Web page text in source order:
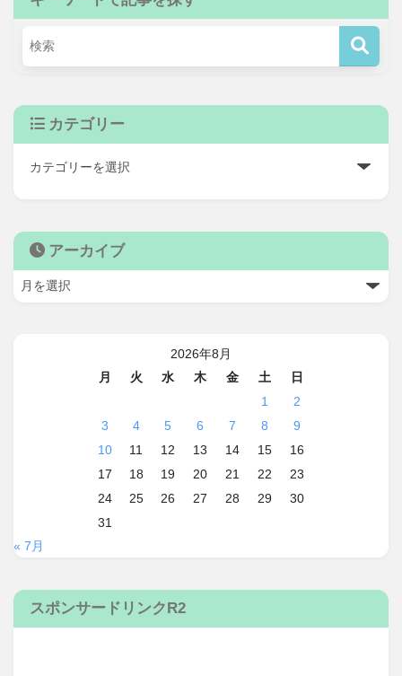
カテゴリー
アーカイブ
2026年8月
月
火 水 木 金 土
日
1
2
3
4 5 6 7 8
9
10
11 12 13 14 15
16
17
18 19 20 21 22
23
24
25 26 27 28 29
30
31
« 7月
スポンサードリンクR2